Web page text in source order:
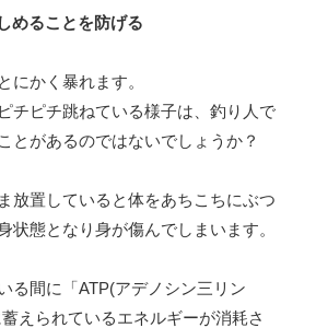
めることを防げる
にかく暴れます。
チピチ跳ねている様子は、釣り人で
とがあるのではないでしょうか？
放置していると体をあちこちにぶつ
状態となり身が傷んでしまいます。
る間に「ATP(アデノシン三リン
えられているエネルギーが消耗さ